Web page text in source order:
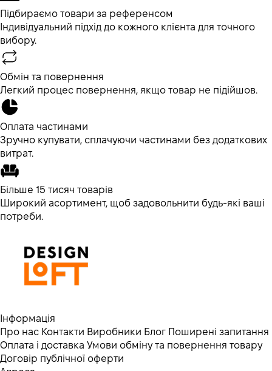
Підбираємо товари за референсом
Індивідуальний підхід до кожного клієнта для точного
вибору.
Обмін та повернення
Легкий процес повернення, якщо товар не підійшов.
Оплата частинами
Зручно купувати, сплачуючи частинами без додаткових
витрат.
Більше 15 тисяч товарів
Широкий асортимент, щоб задовольнити будь-які ваші
потреби.
Інформація
Про нас Контакти Виробники Блог Поширені запитання
Оплата і доставка Умови обміну та повернення товару
Договір публічної оферти